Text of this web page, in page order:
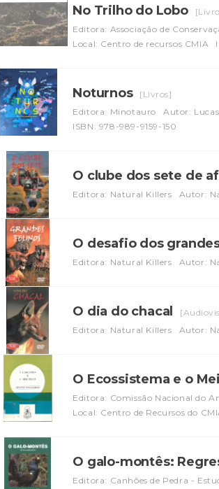
No Trilho do Lobo
Editora: Associação de
Local: Centro de recursos CMIA
Noturnos
[Livros]
Editora: Minotauro
Autor:
ISBN: 978-989-9159-150
O clube dos sete de
Editora: Natural Killers
Autor:
O desafio dos
Editora: Natural Killers
Autor:
O dia do chacal
Editora: Natural Killers
Autor:
O Ecossistema e o
Editora: Comissão Nacional do
Local: Centro de Recursos do
O galo-montês:
Editora: Canhões de Pedra -